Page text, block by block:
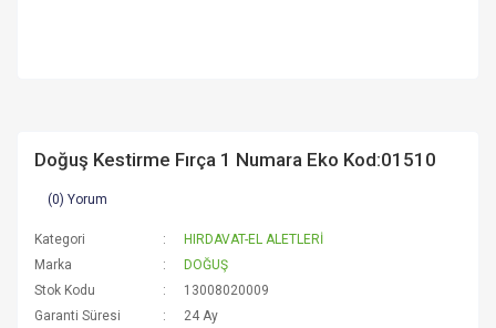
Doğuş Kestirme Fırça 1 Numara Eko Kod:01510
(0) Yorum
Kategori
HIRDAVAT-EL ALETLERİ
Marka
DOĞUŞ
Stok Kodu
13008020009
Garanti Süresi
24 Ay